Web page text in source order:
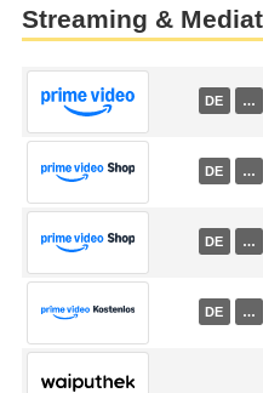
Streaming &
DE …
DE …
DE …
DE …